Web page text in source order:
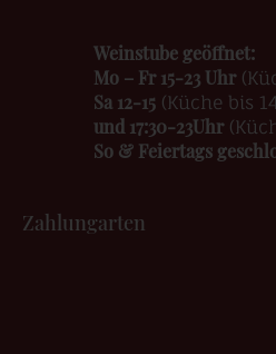
Weinstube geöffnet:
Mo – Fr 15-23 Uhr
Sa 12-15(Küche bis
und 17:30-23Uhr
So & Feiertags
Zahlungarten